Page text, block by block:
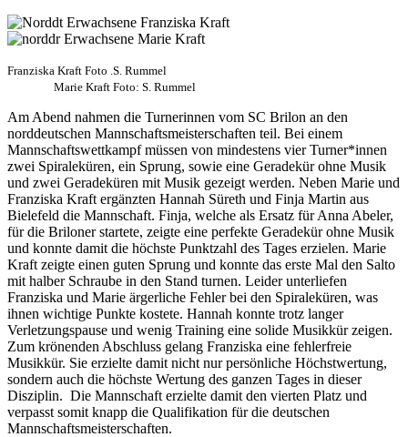
Franziska Kraft Foto .S. Rummel
Marie Kraft Foto: S. Rummel
Am Abend nahmen die Turnerinnen vom SC Brilon an den
norddeutschen Mannschaftsmeisterschaften teil. Bei einem
Mannschaftswettkampf müssen von mindestens vier Turner*innen
zwei Spiraleküren, ein Sprung, sowie eine Geradekür ohne Musik
und zwei Geradeküren mit Musik gezeigt werden. Neben Marie und
Franziska Kraft ergänzten Hannah Süreth und Finja Martin aus
Bielefeld die Mannschaft. Finja, welche als Ersatz für Anna Abeler,
für die Briloner startete, zeigte eine perfekte Geradekür ohne Musik
und konnte damit die höchste Punktzahl des Tages erzielen. Marie
Kraft zeigte einen guten Sprung und konnte das erste Mal den Salto
mit halber Schraube in den Stand turnen. Leider unterliefen
Franziska und Marie ärgerliche Fehler bei den Spiraleküren, was
ihnen wichtige Punkte kostete. Hannah konnte trotz langer
Verletzungspause und wenig Training eine solide Musikkür zeigen.
Zum krönenden Abschluss gelang Franziska eine fehlerfreie
Musikkür. Sie erzielte damit nicht nur persönliche Höchstwertung,
sondern auch die höchste Wertung des ganzen Tages in dieser
Disziplin. Die Mannschaft erzielte damit den vierten Platz und
verpasst somit knapp die Qualifikation für die deutschen
Mannschaftsmeisterschaften.